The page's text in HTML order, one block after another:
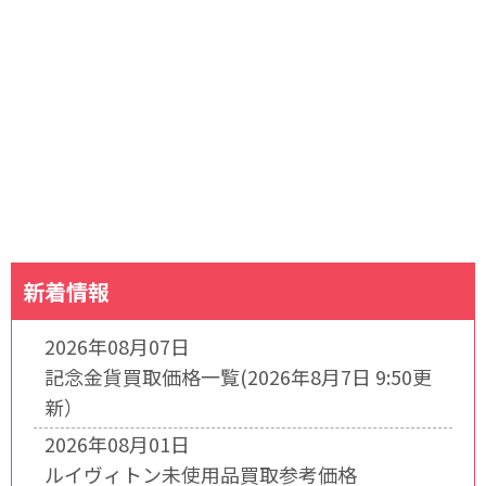
新着情報
2026年08月07日
記念金貨買取価格一覧(2026年8月7日 9:50更
新）
2026年08月01日
ルイヴィトン未使用品買取参考価格